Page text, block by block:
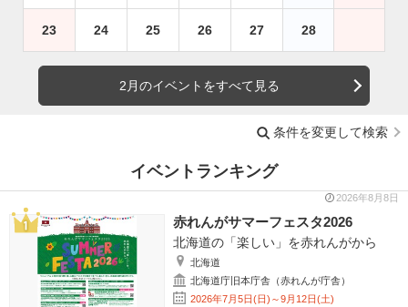
23 24 25 26 27 28
2月のイベントをすべて見る
条件を変更して検索
イベントランキング
2026年8月8日
赤れんがサマーフェスタ2026
北海道の「楽しい」を赤れんがから
北海道
北海道庁旧本庁舎（赤れんが庁舎）
2026年7月5日(日)～9月12日(土)